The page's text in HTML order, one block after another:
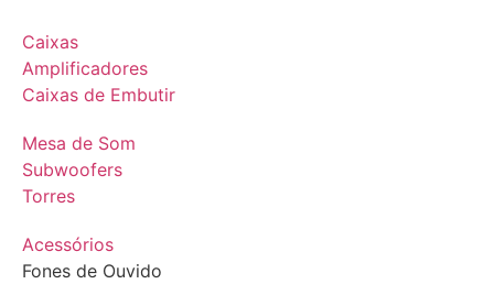
Caixas
Amplificadores
Caixas de Embutir
Mesa de Som
Subwoofers
Torres
Acessórios
Fones de Ouvido